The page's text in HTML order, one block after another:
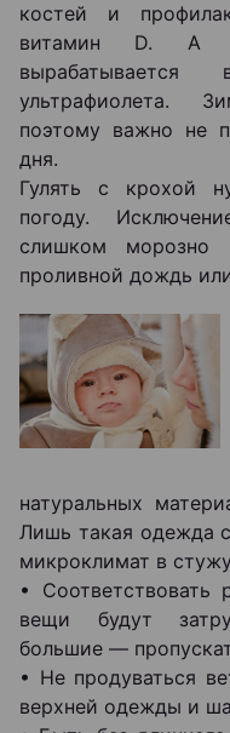
костей и
витамин D. А
вырабатывается
ультрафиолета.
поэтому важно не
дня.
Гулять с крохой
погоду.
слишком морозно
проливной дождь
натуральных
Лишь такая одежда
микроклимат в
• Соответствовать
вещи будут
большие —
• Не продуваться
верхней одежды и